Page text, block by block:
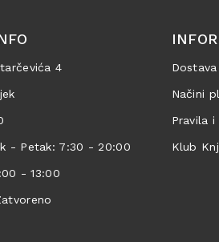
4
- Petak: 7:30 - 20:00
- 13:00
Dostava
Načini
Pravila i
Klub